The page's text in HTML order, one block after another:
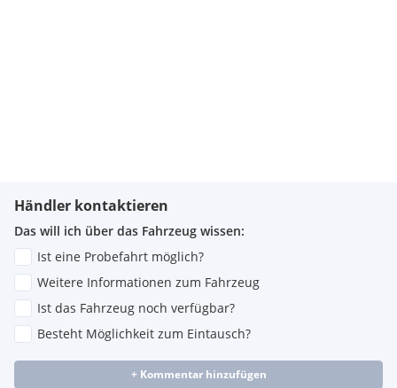
Händler kontaktieren
Das will ich über das Fahrzeug wissen:
Ist eine Probefahrt möglich?
Weitere Informationen zum Fahrzeug
Ist das Fahrzeug noch verfügbar?
Besteht Möglichkeit zum Eintausch?
+ Kommentar hinzufügen